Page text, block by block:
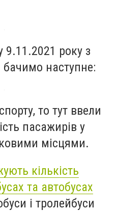
9.11.2021 року з
бачимо наступне:
то тут ввели
пасажирів у
місцями.
кількість
та автобусах
і тролейбуси